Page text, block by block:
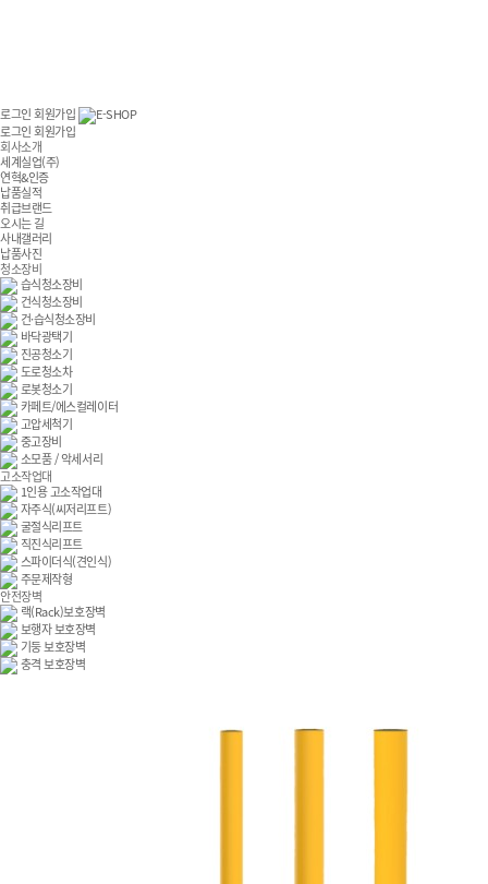
로그인회원가입
E-SHOP
로그인회원가입
회사소개
세계실업(주)
연혁&인증
납품실적
취급브랜드
오시는 길
사내갤러리
납품사진
청소장비
습식청소장비
건식청소장비
건·습식청소장비
바닥광택기
진공청소기
도로청소차
로봇청소기
카페트/에스컬레이터
고압세척기
중고장비
소모품 / 악세서리
고소작업대
1인용 고소작업대
자주식(씨저리프트)
굴절식리프트
직진식리프트
스파이더식(견인식)
주문제작형
안전장벽
랙(Rack)보호장벽
보행자 보호장벽
기둥 보호장벽
충격 보호장벽